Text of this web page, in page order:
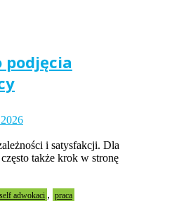
podjęcia
i satysfakcji. Dla
także krok w stronę
self adwokaci , praca